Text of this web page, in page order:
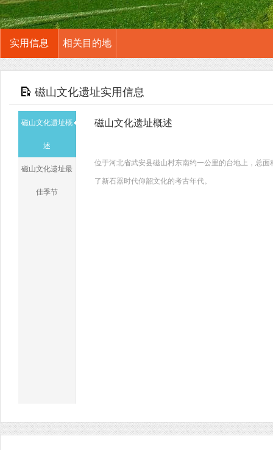
实用信息 相关目的地
磁山文化遗址实用信息
磁山文化遗址概
述
磁山文化遗址最
佳季节
磁山文化遗址概述
位于河北省武安县磁山村东南约一公里的台地上，总
了新石器时代仰韶文化的考古年代。